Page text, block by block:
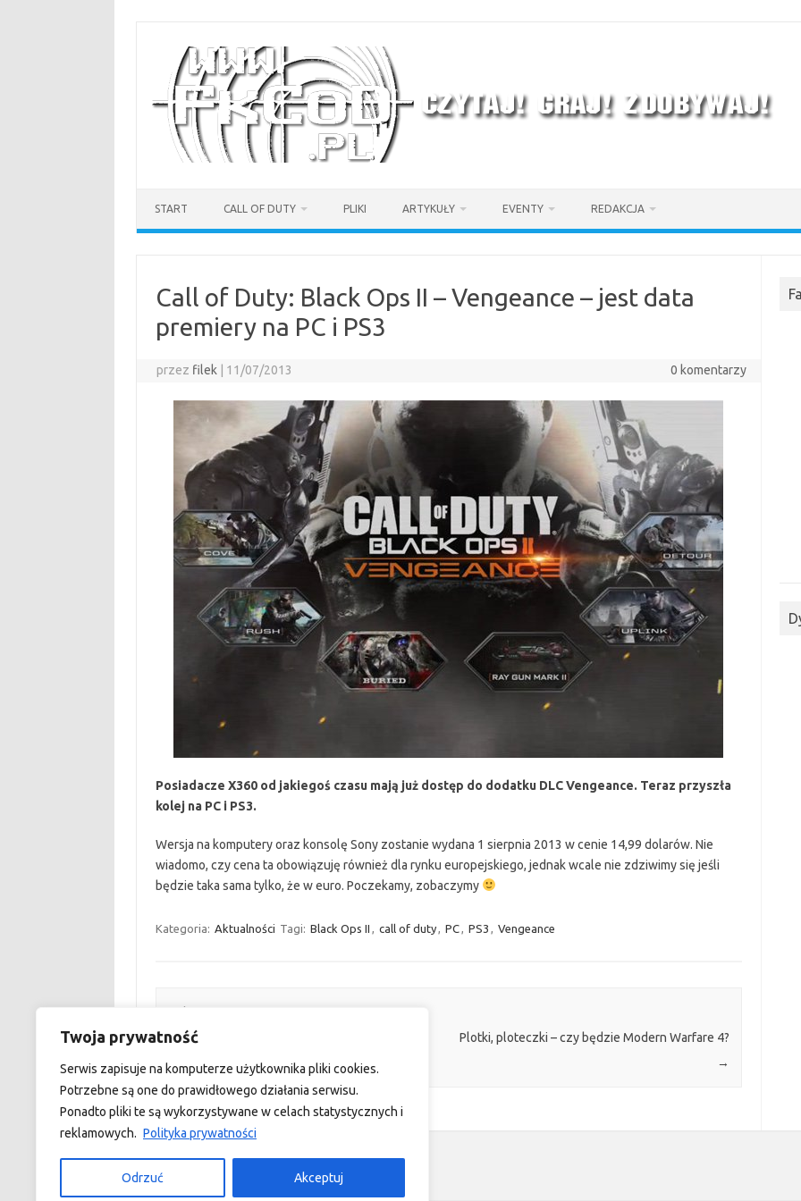
Twoja prywatność
Serwis zapisuje na komputerze użytkownika pliki cookies.
Potrzebne są one do prawidłowego działania serwisu.
Ponadto pliki te są wykorzystywane w celach statystycznych i
reklamowych. Polityka prywatności
Odrzuć Akceptuj
START CALL OF DUTY PLIKI ARTYKUŁY EVENTY REDAKCJA
Call of Duty: Black Ops II – Vengeance – jest data
premiery na PC i PS3
przez filek 11/07/2013 0 komentarzy
Posiadacze X360 od jakiegoś czasu mają już dostęp do dodatku DLC Vengeance. Teraz przyszła
kolej na PC i PS3.
Wersja na komputery oraz konsolę Sony zostanie wydana 1 sierpnia 2013 w cenie 14,99 dolarów. Nie
wiadomo, czy cena ta obowiązuję również dla rynku europejskiego, jednak wcale nie zdziwimy się jeśli
będzie taka sama tylko, że w euro. Poczekamy, zobaczymy
Kategoria: Aktualności Tagi: Black Ops II , call of duty, PC, PS3 , Vengeance
←Call of Duty: Ghosts z trybem kooperacji
Plotki, ploteczki – czy będzie Modern Warfare 4?
→